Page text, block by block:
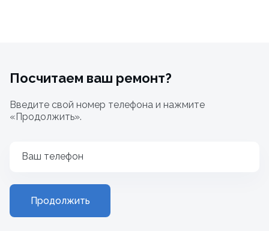
Посчитаем ваш ремонт?
Введите свой номер телефона и нажмите
«Продолжить».
Ваш телефон
Продолжить